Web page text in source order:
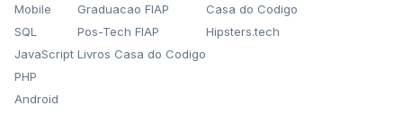
Mobile
SQL
JavaScript
PHP
Android
Graduacao FIAP
Pos-Tech FIAP
Livros Casa do Codigo
Casa do Codigo
Hipsters.tech